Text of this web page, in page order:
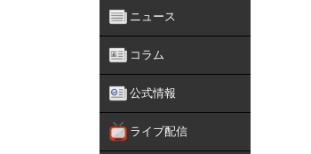
ニュース
コラム
公式情報
ライブ配信